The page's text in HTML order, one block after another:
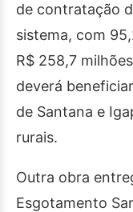
de contratação
sistema, com
R$ 258,7
deverá
de Santana e
rurais.
Outra obra
Esgotamento